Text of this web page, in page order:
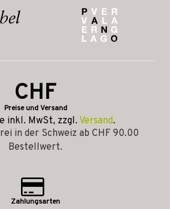
CHF
Preise und Versand
inkl. MwSt, zzgl. Versand.
in der Schweiz ab CHF 90.00
Bestellwert.
Zahlungsarten